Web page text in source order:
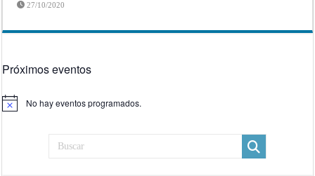
27/10/2020
Próximos eventos
Aviso No hay eventos programados.